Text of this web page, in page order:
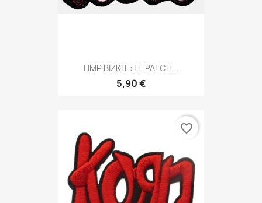
LIMP BIZKIT : LE PATCH...
5,90 €
favorite_border